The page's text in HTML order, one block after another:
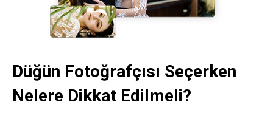
Düğün Fotoğrafçısı Seçerken
Nelere Dikkat Edilmeli?